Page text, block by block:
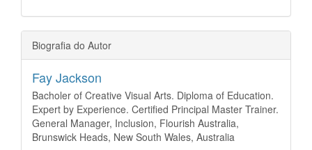
Biografia do Autor
Fay Jackson
Bacholer of Creative Visual Arts. Diploma of Education.
Expert by Experience. Certified Principal Master Trainer.
General Manager, Inclusion, Flourish Australia,
Brunswick Heads, New South Wales, Australia